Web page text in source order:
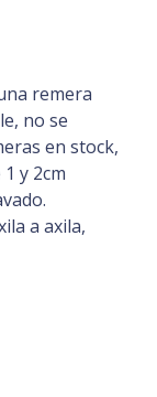
remera
no se
en stock,
y 2cm
a axila,